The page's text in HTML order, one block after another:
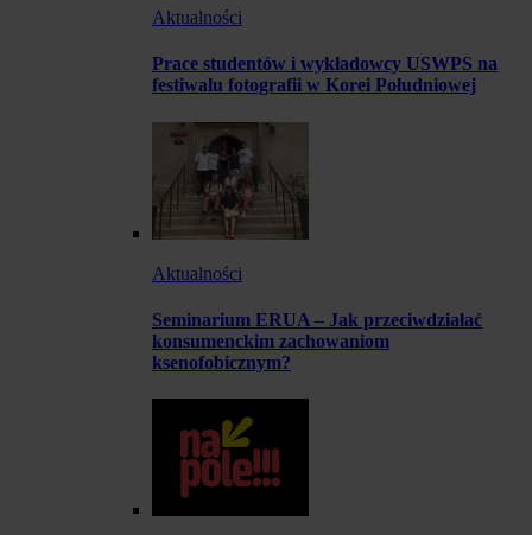
Aktualności
Prace studentów i wykładowcy USWPS na
festiwalu fotografii w Korei Południowej
Aktualności
Seminarium ERUA – Jak przeciwdziałać
konsumenckim zachowaniom
ksenofobicznym?